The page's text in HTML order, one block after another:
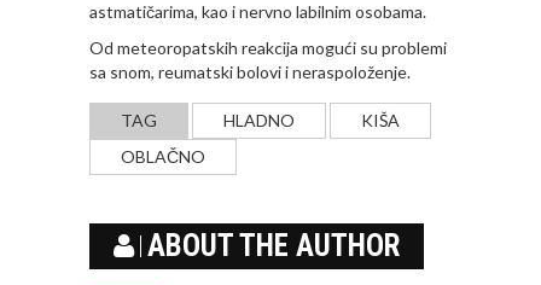
astmatičarima, kao i nervno labilnim osobama.
Od meteoropatskih reakcija mogući su problemi
sa snom, reumatski bolovi i neraspoloženje.
TAG HLADNO
KIŠA
OBLAČNO
ABOUT THE AUTHOR